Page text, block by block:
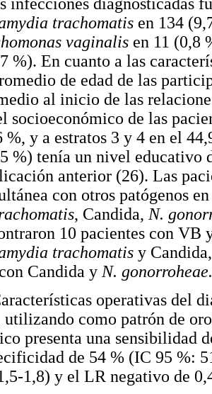
trachomatis en 134
vaginalis en 11 (0,8
%). En cuanto a las
de edad de las
al inicio de las
socioeconómico de las
%, y a estratos 3 y 4 en el
%) tenía un nivel educativo
anterior (26). Las
con otros patógenos
, Candida, N.
10 pacientes con VB
trachomatis y
Candida y N. gonorroheae.
operativas del
como patrón de
presenta una sensibilidad
de 54 % (IC 95 %:
1,8) y el LR negativo de